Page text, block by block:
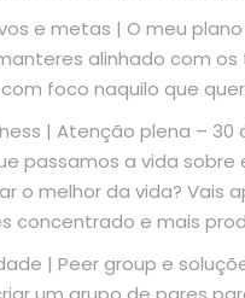
e metas | O meu plano
alinhado com
foco naquilo que
| Atenção plena – 30
passamos a vida
o melhor da vida? Vais
concentrado e mais
| Peer group e